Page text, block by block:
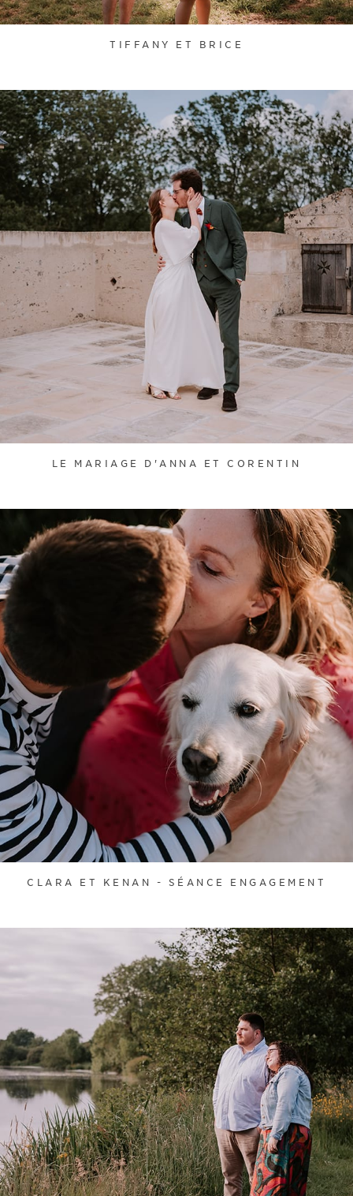
TIFFANY ET BRICE
LE MARIAGE D'ANNA ET CORENTIN
CLARA ET KENAN - SÉANCE ENGAGEMENT